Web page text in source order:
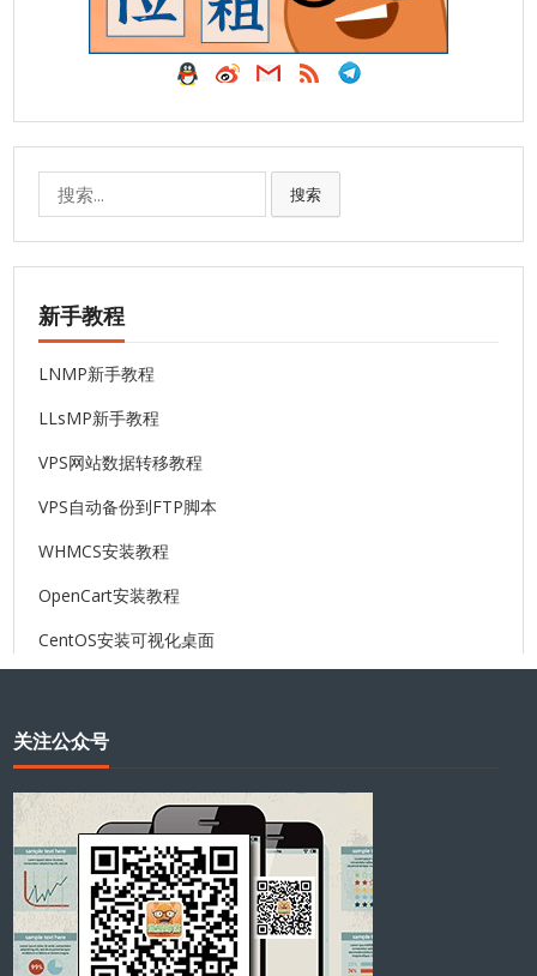
搜索
新手教程
LNMP新手教程
LLsMP新手教程
VPS网站数据转移教程
VPS自动备份到FTP脚本
WHMCS安装教程
OpenCart安装教程
CentOS安装可视化桌面
关注公众号